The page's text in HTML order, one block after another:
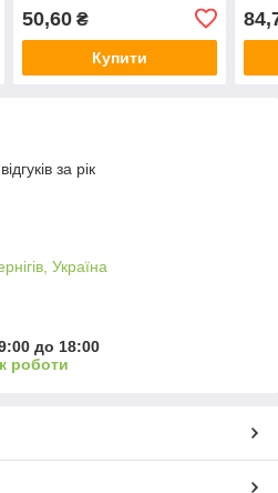
50,60₴
Купити
за рік
Україна
до 18:00
роботи